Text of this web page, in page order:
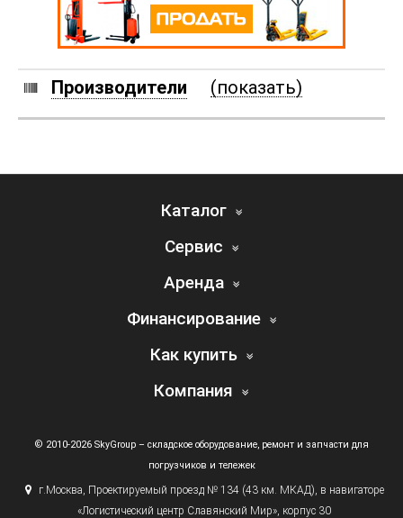
Производители (показать)
Каталог
Сервис
Аренда
Финансирование
Как купить
Компания
© 2010-2026 SkyGroup – складское оборудование, ремонт и запчасти для
погрузчиков и тележек
г.Москва, Проектируемый проезд № 134 (43км. МКАД), в навигаторе
«Логистический центр Славянский Мир», корпус 30